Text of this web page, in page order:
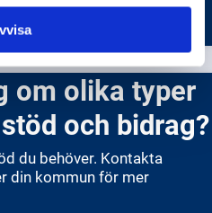
och bidrag?
Kontakta
din kommun för mer